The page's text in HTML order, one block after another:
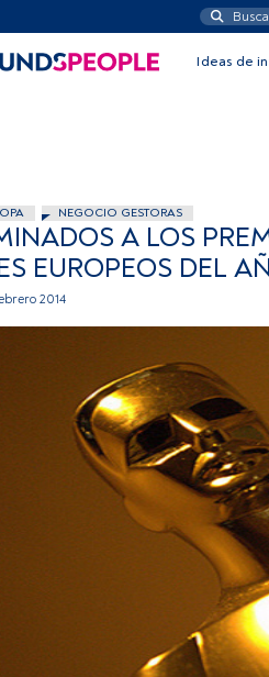
Ideas de
NEGOCIO GESTORAS
A LOS
EUROPEOS DEL
2014